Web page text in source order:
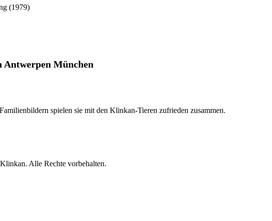
(1979)
Antwerpen München
spielen sie mit den Klinkan-Tieren zufrieden zusammen.
Alle Rechte vorbehalten.